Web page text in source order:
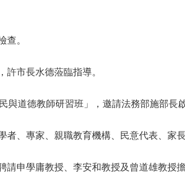
查。
許市長水德蒞臨指導。
與道德教師研習班」，邀請法務部施部長
者、專家、親職教育機構、民意代表、
申學庸教授、李安和教授及曾道雄教授擔